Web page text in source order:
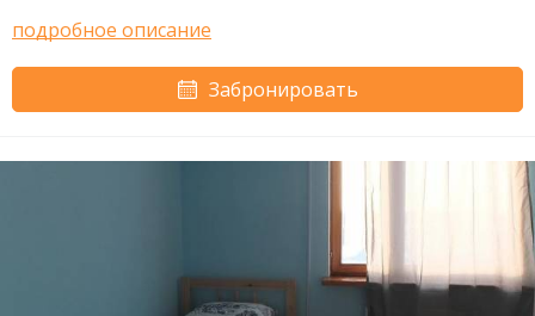
подробное описание
Забронировать